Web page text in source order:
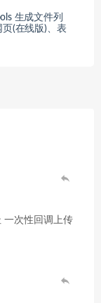
生成文件列
(在线版)、表
一次性回调上传